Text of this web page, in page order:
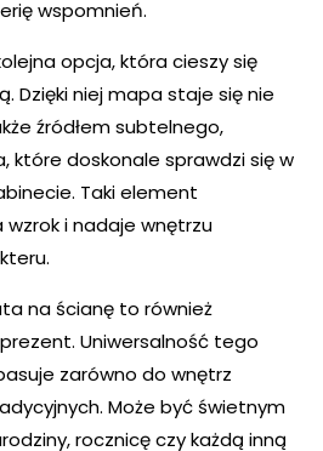
wspomnień.
opcja, która cieszy się
Dzięki niej mapa staje się nie
źródłem subtelnego,
które doskonale sprawdzi się w
Taki element
i nadaje wnętrzu
na ścianę to również
Uniwersalność tego
zarówno do wnętrz
Może być świetnym
rocznicę czy każdą inną